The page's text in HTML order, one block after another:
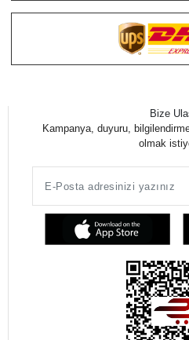
Bize
Kampanya, duyuru,
olmak